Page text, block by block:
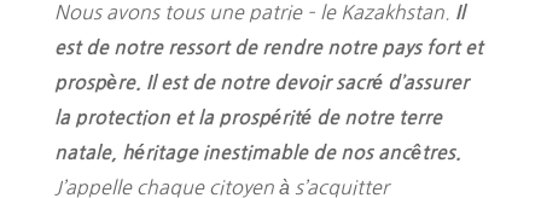
Nous avons tous une patrie – le Kazakhstan.
Il
est de notre ressort de rendre notre pays fort et
prospère. Il est de notre devoir sacré d’assurer
la protection et la prospérité de notre terre
natale, héritage inestimable de nos ancêtres.
J’appelle chaque citoyen à s’acquitter